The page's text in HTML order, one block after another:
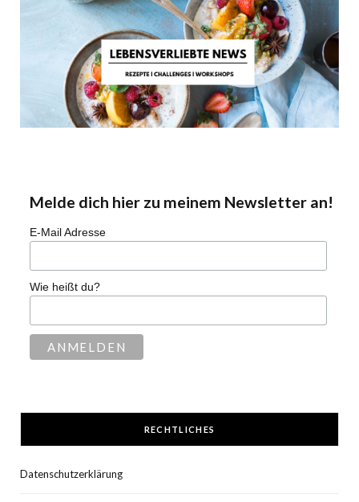
Melde dich hier zu meinem Newsletter an!
E-Mail Adresse
Wie heißt du?
RECHTLICHES
Datenschutzerklärung